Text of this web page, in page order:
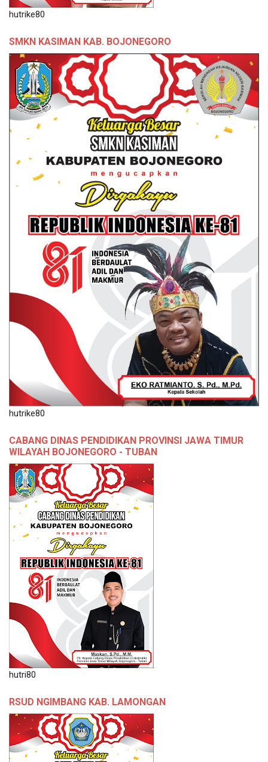
hutrike80
SMKN KASIMAN KAB. BOJONEGORO
hutrike80
CABANG DINAS PENDIDIKAN PROVINSI JAWA TIMUR
WILAYAH BOJONEGORO - TUBAN
hutri80
RSUD NGIMBANG KAB. LAMONGAN